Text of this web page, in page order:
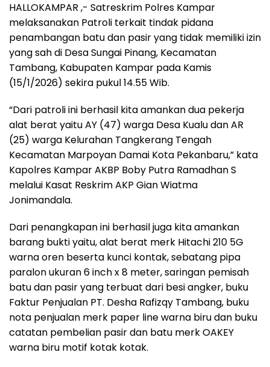
HALLOKAMPAR ,- Satreskrim Polres Kampar
melaksanakan Patroli terkait tindak pidana
penambangan batu dan pasir yang tidak memiliki izin
yang sah di Desa Sungai Pinang, Kecamatan
Tambang, Kabupaten Kampar pada Kamis
(15/1/2026) sekira pukul 14.55 Wib.
“Dari patroli ini berhasil kita amankan dua pekerja
alat berat yaitu AY (47) warga Desa Kualu dan AR
(25) warga Kelurahan Tangkerang Tengah
Kecamatan Marpoyan Damai Kota Pekanbaru,” kata
Kapolres Kampar AKBP Boby Putra Ramadhan S
melalui Kasat Reskrim AKP Gian Wiatma
Jonimandala.
Dari penangkapan ini berhasil juga kita amankan
barang bukti yaitu, alat berat merk Hitachi 210 5G
warna oren beserta kunci kontak, sebatang pipa
paralon ukuran 6 inch x 8 meter, saringan pemisah
batu dan pasir yang terbuat dari besi angker, buku
Faktur Penjualan PT. Desha Rafizqy Tambang, buku
nota penjualan merk paper line warna biru dan buku
catatan pembelian pasir dan batu merk OAKEY
warna biru motif kotak kotak.